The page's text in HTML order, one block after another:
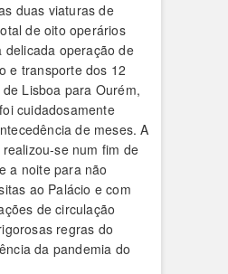
duas viaturas de
de oito operários
delicada operação de
e transporte dos 12
Lisboa para Ourém,
cuidadosamente
de meses. A
se num fim de
a noite para não
ao Palácio e com
de circulação
regras do
da pandemia do